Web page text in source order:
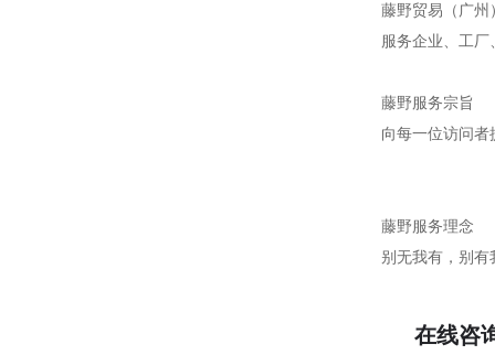
藤野贸易（广州
服务企业、工
藤野服务宗旨
向每一位访问
藤野服务理念
别无我有，别
在线咨